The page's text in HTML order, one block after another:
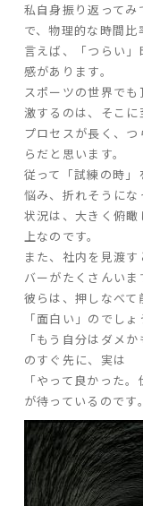
採用情報
暮らしの器
私自身振り返って
で、物理的な時間比
言えば、「つらい
感があります。
スポーツの世界で
激するのは、そこに
プロセスが長く、
らだと思います。
従って「試練の時
悩み、折れそうにな
状況は、大きく俯
上なのです。
また、社内を見渡
バーがたくさんいま
彼らは、押しなべ
「面白い」のでしょ
「もう自分はダメ
のすぐ先に、実は
「やって良かった
が待っているのです。